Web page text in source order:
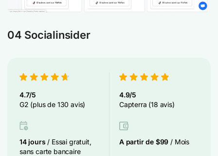
04 Socialinsider
4.7/5
G2 (plus de 130 avis)
4.9/5
Capterra (18 avis)
14 jours / Essai gratuit,
sans carte bancaire
A partir de $99 / Mois